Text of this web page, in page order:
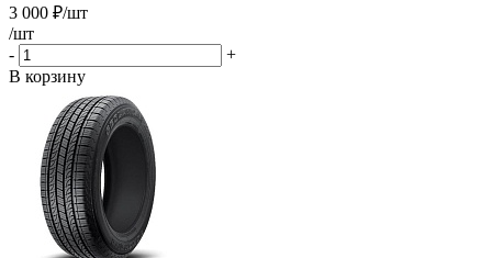
3 000 ₽/шт
/шт
-
+
В корзину